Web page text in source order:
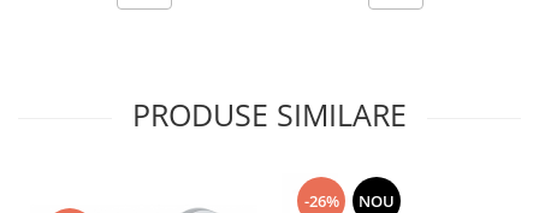
PRODUSE SIMILARE
-26% NOU